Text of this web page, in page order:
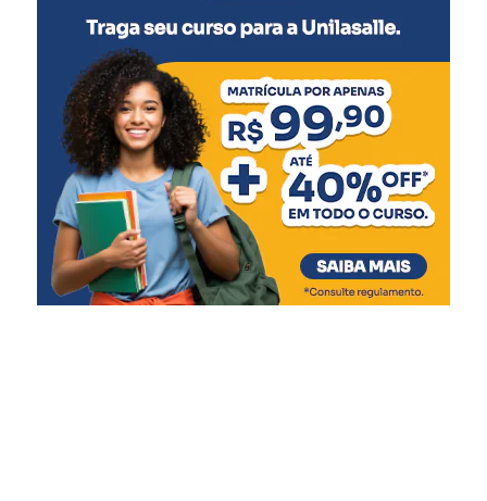
“O acolhimento
institucional exige uma
estrutura adequada e um
ambiente que transmita
cuidado e segurança. Este
novo espaço amplia nossa
capacidade de atendimento
e garante mais qualidade
de vida às crianças e